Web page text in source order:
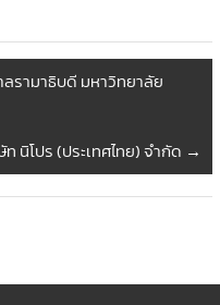
รามาธิบดี มหาวิทยาลัย
นิโปร (ประเทศไทย) จำกัด →